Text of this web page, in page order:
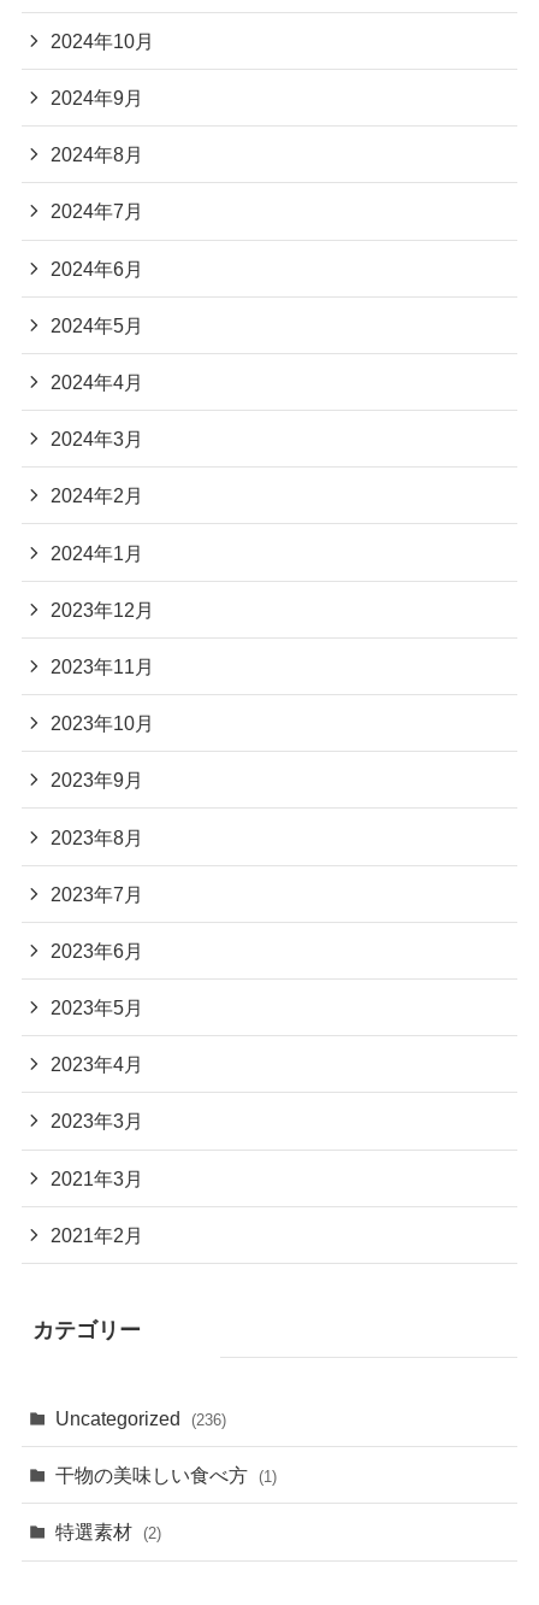
2025年1月
2024年12月
2024年11月
2024年10月
2024年9月
2024年8月
2024年7月
2024年6月
2024年5月
2024年4月
2024年3月
2024年2月
2024年1月
2023年12月
2023年11月
2023年10月
2023年9月
2023年8月
2023年7月
2023年6月
2023年5月
2023年4月
2023年3月
2021年3月
カテゴリー
Uncategorized (236)